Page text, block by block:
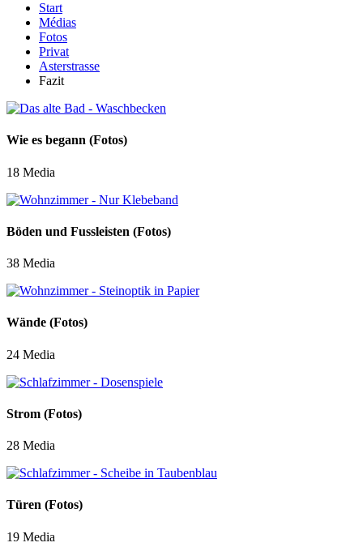
Start
Médias
Fotos
Privat
Asterstrasse
Fazit
Wie es begann (Fotos)
18 Media
Böden und Fussleisten (Fotos)
38 Media
Wände (Fotos)
24 Media
Strom (Fotos)
28 Media
Türen (Fotos)
19 Media